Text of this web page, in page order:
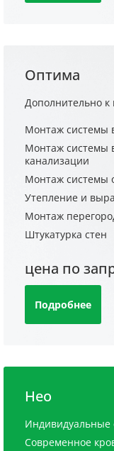
Оптима
Дополнительно к
Монтаж системы
Монтаж системы
канализации
Монтаж системы
Утепление и
Монтаж
Штукатурка стен
цена по
Подробнее
Нео
Современное